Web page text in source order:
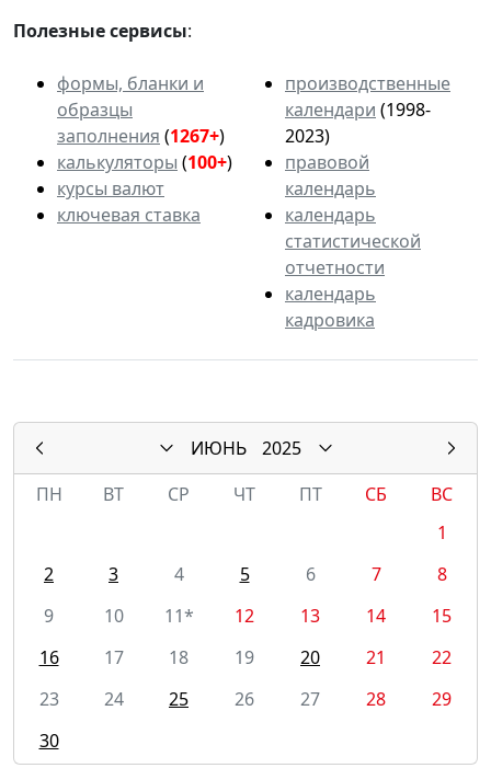
Полезные сервисы:
формы, бланки и
образцы
заполнения (1267+)
калькуляторы (100+)
курсы валют
ключевая ставка
производственные
календари (1998-
2023)
правовой
календарь
календарь
статистической
отчетности
календарь
кадровика
ИЮНЬ
2025
ПН
ВТ СР ЧТ ПТ СБ
ВС
1
2
3 4 5 6 7
8
9
10 11* 12 13 14
15
16
17 18 19 20 21
22
23
24 25 26 27 28
29
30